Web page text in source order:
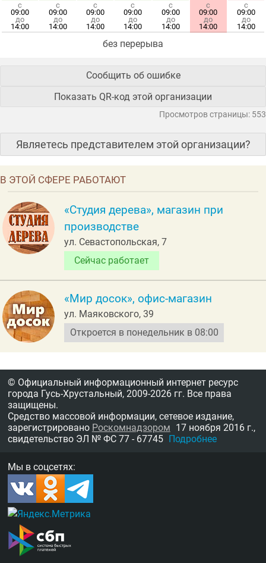
с
09:00
до
14:00
с
09:00
до
14:00
с
09:00
до
14:00
с
09:00
до
14:00
с
09:00
до
14:00
с
09:00
до
14:00
с
09:00
до
14:00
без перерыва
Сообщить об ошибке
Показать QR-код этой организации
Просмотров страницы: 553
Являетесь представителем этой организации?
В ЭТОЙ СФЕРЕ РАБОТАЮТ
«Студия дерева», магазин при
производстве
ул. Севастопольская, 7
Сейчас работает
«Мир досок», офис-магазин
ул. Маяковского, 39
Откроется в понедельник в 08:00
© Официальный информационный интернет ресурс
города Гусь-Хрустальный, 2009-2026 гг. Все права
защищены.
Средство массовой информации, сетевое издание,
зарегистрировано Роскомнадзором 17 ноября 2016 г.,
свидетельство ЭЛ № ФС 77 - 67745 Подробнее
Мы в соцсетях: